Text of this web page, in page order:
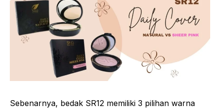
Sebenarnya, bedak SR12 memiliki 3 pilihan warna